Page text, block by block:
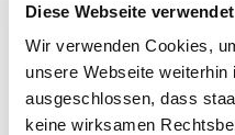
Diese Webseite
Wir verwenden Cookies,
unsere Webseite
ausgeschlossen, dass
keine wirksamen